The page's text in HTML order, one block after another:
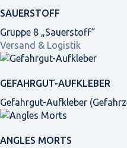
SAUERSTOFF
Gruppe 8 „Sauerstoff“
Versand & Logistik
GEFAHRGUT-AUFKLEBER
Gefahrgut-Aufkleber
ANGLES MORTS